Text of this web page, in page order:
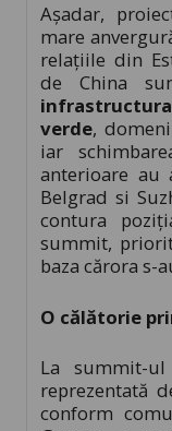
Așadar,
mare
relațiile din
de China
infrastructura
verde,
iar
anterioare au
Belgrad si
contura
summit,
baza cărora s-
O călătorie
La summit-
reprezentată
conform